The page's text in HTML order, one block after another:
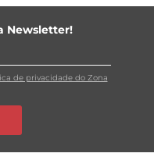
Newsletter!
de privacidade do Zona